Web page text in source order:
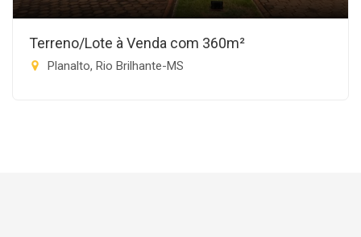
Terreno/Lote à Venda com 360m²
Planalto, Rio Brilhante-MS